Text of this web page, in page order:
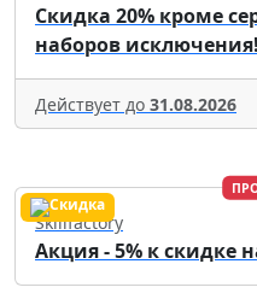
Скидка 20% кроме
наборов исключения!
Действует до 31.08.2026
Skillfactory
Акция - 5% к скидке